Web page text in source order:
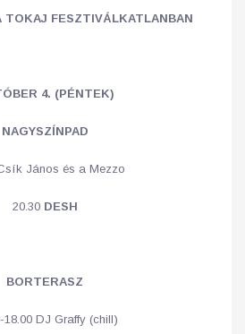
TOKAJ FESZTIVÁLKATLANBAN
4. (PÉNTEK)
NAGYSZÍNPAD
János és a Mezzo
20.30 DESH
BORTERASZ
18.00 DJ Graffy (chill)